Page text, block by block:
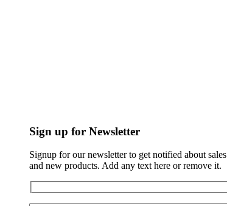
Sign up for Newsletter
Signup for our newsletter to get notified about sales
and new products. Add any text here or remove it.